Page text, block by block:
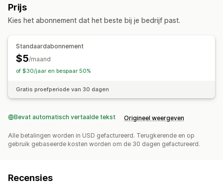
Indieningsbeheer
Aanpassing
Branding Kortingscodes
Prijs
Kies het abonnement dat het beste bij je bedrijf past.
Standaardabonnement
$5/maand
of $30/jaar en bespaar 50%
Gratis proefperiode van 30 dagen
Bevat automatisch vertaalde tekst Origineel weergeven
Alle betalingen worden in USD gefactureerd. Terugkerende en op
gebruik gebaseerde kosten worden om de 30 dagen gefactureerd.
Recensies